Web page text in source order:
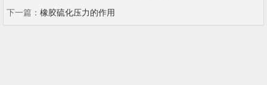
下一篇： 橡胶硫化压力的作用